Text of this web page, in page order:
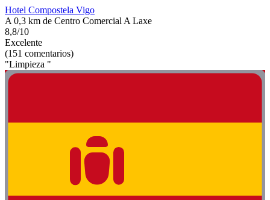
Hotel Compostela Vigo
A 0,3 km de Centro Comercial A Laxe
8,8/10
Excelente
(151 comentarios)
"Limpieza "